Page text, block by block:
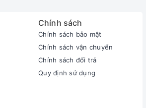
Chính sách
Chính sách bảo mật
Chính sách vận chuyển
Chính sách đổi trả
Quy định sử dụng